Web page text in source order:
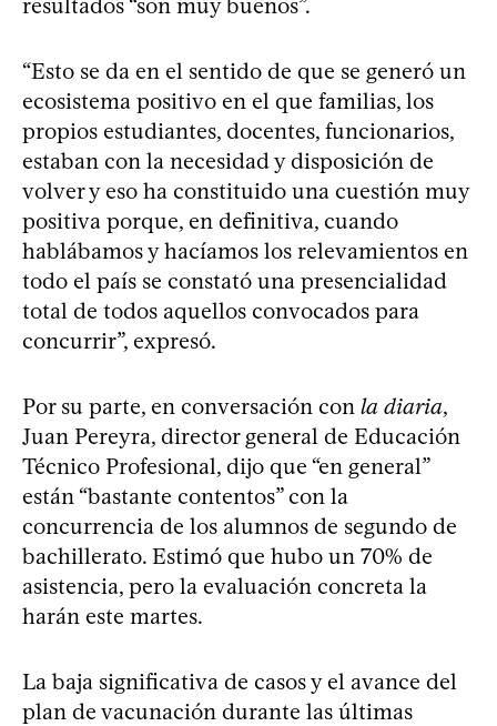
“Esto se da en el sentido de que se generó un
ecosistema positivo en el que familias, los
propios estudiantes, docentes, funcionarios,
estaban con la necesidad y disposición de
volver y eso ha constituido una cuestión muy
positiva porque, en definitiva, cuando
hablábamos y hacíamos los relevamientos en
todo el país se constató una presencialidad
total de todos aquellos convocados para
concurrir”, expresó.
Por su parte, en conversación con la diaria,
Juan Pereyra, director general de Educación
Técnico Profesional, dijo que “en general”
están “bastante contentos” con la
concurrencia de los alumnos de segundo de
bachillerato. Estimó que hubo un 70% de
asistencia, pero la evaluación concreta la
harán este martes.
La baja significativa de casos y el avance del
plan de vacunación durante las últimas